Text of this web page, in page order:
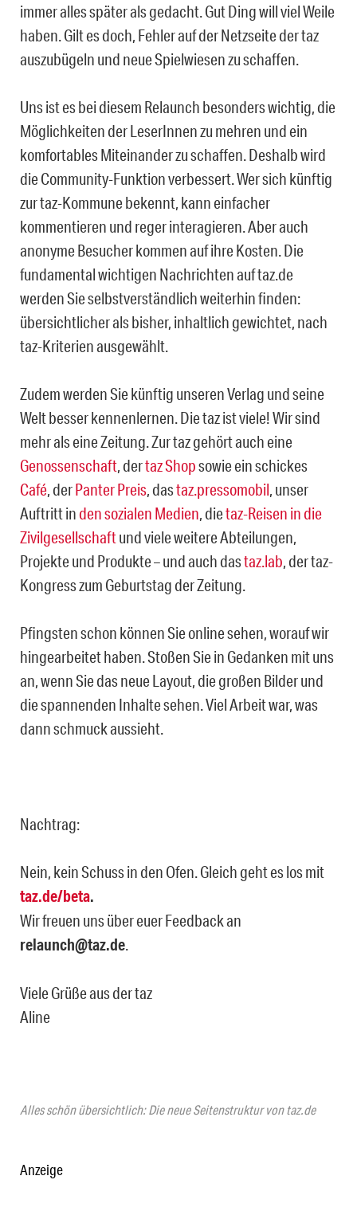
Alles schön übersichtlich: Die neue Seitenstruktur von taz.de
immer alles später als gedacht. Gut Ding will viel Weile
haben. Gilt es doch, Fehler auf der Netzseite der taz
auszubügeln und neue Spielwiesen zu schaffen.
Uns ist es bei diesem Relaunch besonders wichtig, die
Möglichkeiten der LeserInnen zu mehren und ein
komfortables Miteinander zu schaffen. Deshalb wird
die Community-Funktion verbessert. Wer sich künftig
zur taz-Kommune bekennt, kann einfacher
kommentieren und reger interagieren. Aber auch
anonyme Besucher kommen auf ihre Kosten. Die
fundamental wichtigen Nachrichten auf taz.de
werden Sie selbstverständlich weiterhin finden:
übersichtlicher als bisher, inhaltlich gewichtet, nach
taz-Kriterien ausgewählt.
Zudem werden Sie künftig unseren Verlag und seine
Welt besser kennenlernen. Die taz ist viele! Wir sind
mehr als eine Zeitung. Zur taz gehört auch eine
Genossenschaft, dertaz Shopsowie ein schickes
Café, derPanter Preis, dastaz.pressomobil, unser
Auftritt indensozialen Medien, dietaz-Reisen in die
Zivilgesellschaftund viele weitere Abteilungen,
Projekte und Produkte – und auch dastaz.lab, der taz-
Kongress zum Geburtstag der Zeitung.
Pfingsten schon können Sie online sehen, worauf wir
hingearbeitet haben. Stoßen Sie in Gedanken mit uns
an, wenn Sie das neue Layout, die großen Bilder und
die spannenden Inhalte sehen. Viel Arbeit war, was
dann schmuck aussieht.
Nachtrag:
Nein, kein Schuss in den Ofen. Gleich geht es los mit
taz.de/beta.
Wir freuen uns über euer Feedback an
relaunch@taz.de.
Viele Grüße aus der taz
Aline
Anzeige